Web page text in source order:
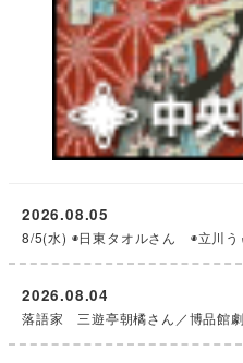
8/5(水) ◉日東タオルさん ◉立川う
2026.08.05
落語家 三遊亭朝橘さん／博品館
2026.08.04